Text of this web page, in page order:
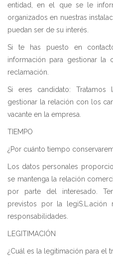
entidad, en el que se le
organizados en nuestras
puedan ser de su interés.
Si te has puesto en
información para gestionar la
reclamación.
Si eres candidato:
gestionar la relación con los
vacante en la empresa.
TIEMPO
¿Por cuánto tiempo
Los datos personales
se mantenga la relación
por parte del interesado.
previstos por la
responsabilidades.
LEGITIMACIÓN
¿Cuál es la legitimación para el